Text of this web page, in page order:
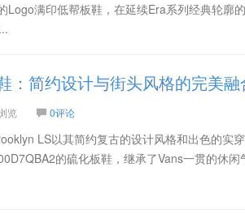
Logo满印低帮板鞋，在延续Era系列经典轮廓
：简约设计与街头风格的完美融
览 0评论
LS以其简约复古的设计风格和出色的实
的硫化板鞋，继承了Vans一贯的休闲